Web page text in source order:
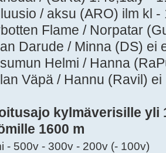
/ aksu (ARO) ilm kl -
Flame / Norpatar
Darude / Minna (DS) ei
Helmi / Hanna
Väpä / Hannu (Ravil)
kylmäverisille yli
1600 m
- 500v - 300v - 200v (- 100v)